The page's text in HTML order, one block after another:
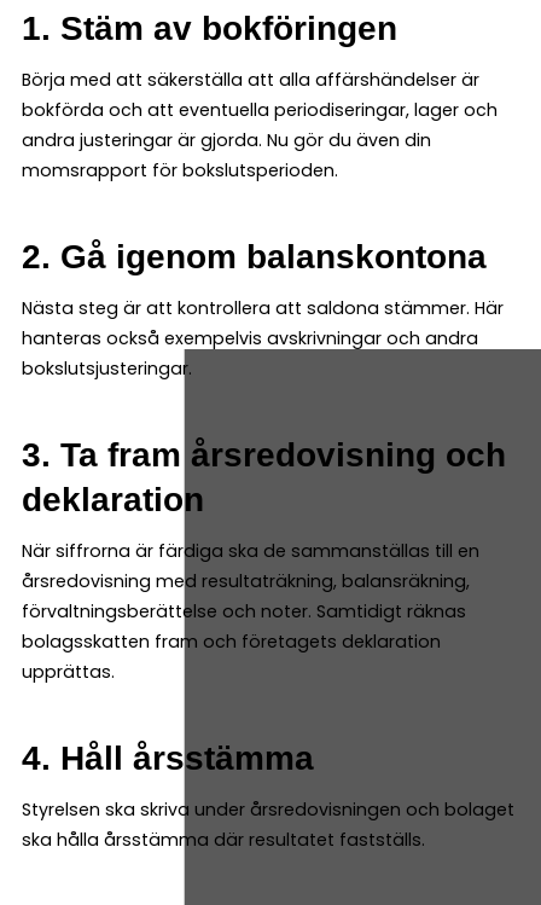
1. Stäm av bokföringen
Börja med att säkerställa att alla affärshändelser är
bokförda och att eventuella periodiseringar, lager och
andra justeringar är gjorda. Nu gör du även din
momsrapport för bokslutsperioden.
2. Gå igenom balanskontona
Nästa steg är att kontrollera att saldona stämmer. Här
hanteras också exempelvis avskrivningar och andra
bokslutsjusteringar.
3. Ta fram årsredovisning och
deklaration
När siffrorna är färdiga ska de sammanställas till en
årsredovisning med resultaträkning, balansräkning,
förvaltningsberättelse och noter. Samtidigt räknas
bolagsskatten fram och företagets deklaration
upprättas.
4. Håll årsstämma
Styrelsen ska skriva under årsredovisningen och bolaget
ska hålla årsstämma där resultatet fastställs.